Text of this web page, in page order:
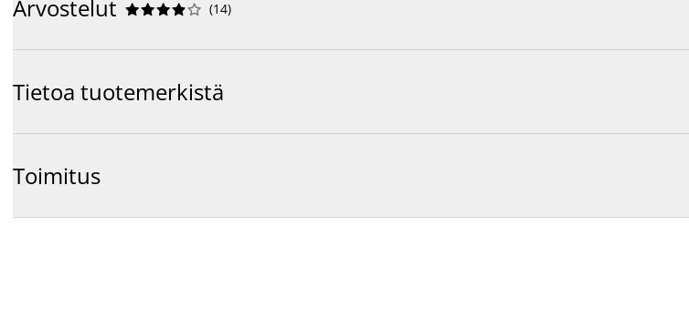
Arvostelut 




 (14)
Tietoa tuotemerkistä
Toimitus